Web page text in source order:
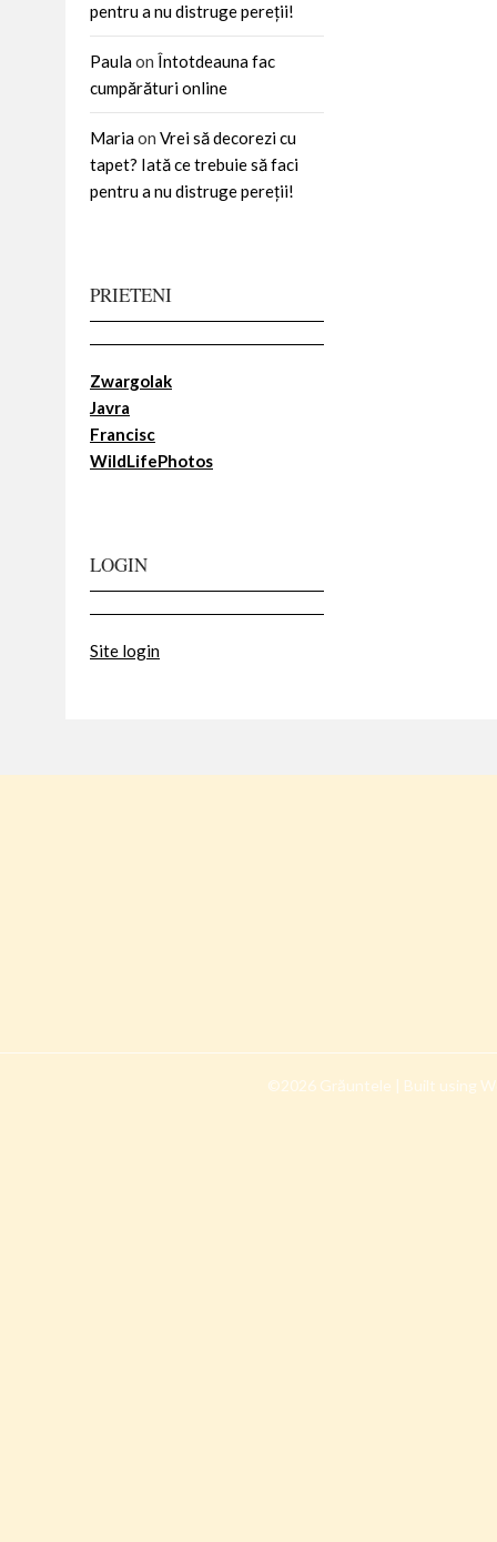
pentru a nu distruge pereții!
Paulaon Întotdeauna fac
cumpărături online
Mariaon Vrei să decorezi cu
tapet? Iată ce trebuie să faci
pentru a nu distruge pereții!
PRIETENI
Zwargolak
Javra
Francisc
WildLifePhotos
LOGIN
Site login
©2026 Grăuntele | Built using